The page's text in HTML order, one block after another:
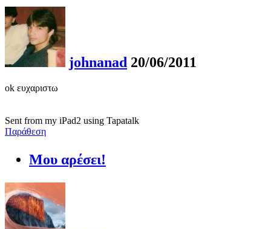
johnanad 20/06/2011
ok ευχαριστω
Sent from my iPad2 using Tapatalk
Παράθεση
Μου αρέσει!